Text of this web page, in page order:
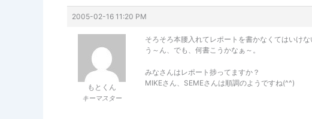
2005-02-16 11:20 PM
もとくん
キーマスター
そろそろ本腰入れてレポートを書かなくてはいけな
う～ん、でも、何書こうかなぁ～。
みなさんはレポート捗ってますか？
MIKEさん、SEMEさんは順調のようですね(^^)